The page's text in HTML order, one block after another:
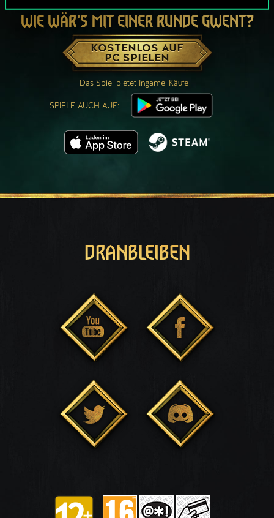
WIE WÄR’S MIT EINER RUNDE GWENT?
KOSTENLOS AUF
PC SPIELEN
Das Spiel bietet Ingame-Käufe
SPIELE AUCH AUF:
DRANBLEIBEN